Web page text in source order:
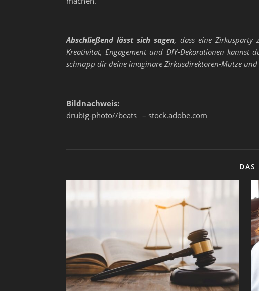
Abschließend lässt sich sagen, dass eine Zirkusparty
Kreativität, Engagement und DIY-Dekorationen kannst
schnapp dir deine imaginäre Zirkusdirektoren-Mütze
Bildnachweis:
drubig-photo//beats_ – stock.adobe.com
DAS